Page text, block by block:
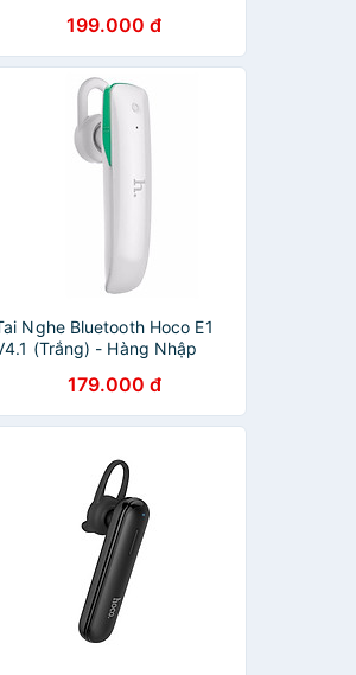
199.000 đ
Nghe Bluetooth Hoco E1
(Trắng) - Hàng Nhập
179.000 đ